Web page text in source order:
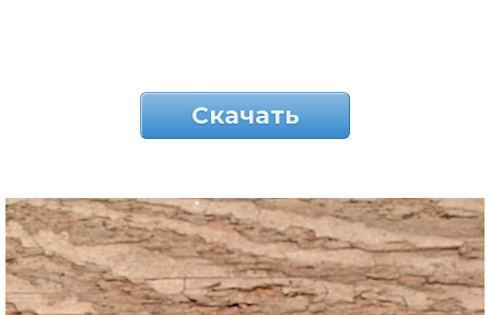
Скачать